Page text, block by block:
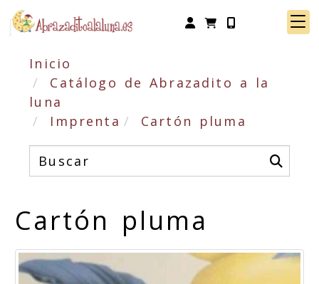
Identifícate
Inicio
Catálogo de Abrazadito a la
luna
Imprenta
Cartón pluma
Cartón pluma